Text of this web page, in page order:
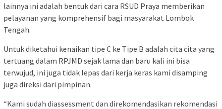
lainnya ini adalah bentuk dari cara RSUD Praya memberikan
pelayanan yang komprehensif bagi masyarakat Lombok
Tengah.
Untuk diketahui kenaikan tipe C ke Tipe B adalah cita cita yang
tertuang dalam RPJMD sejak lama dan baru kali ini bisa
terwujud, ini juga tidak lepas dari kerja keras kami disamping
juga direksi dari pimpinan.
“Kami sudah diassessment dan direkomendasikan rekomendasi